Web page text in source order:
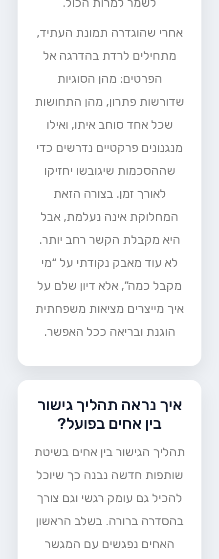
אחרי שהוגדרה תמונת העתיד,
מתחילים לרדת בהדרגה אל
הפרטים: מהן הסוגיות
שדורשות פתרון, מהן התחושות
שכל אחד סוחב איתו, ואילו
מנגנונים פרקטיים נדרשים כדי
שההסכמות שיגובשו יחזיקו
לאורך זמן. בצורה הזאת
המחלוקת אינה נעלמת, אבל
היא מקבלת הקשר רחב יותר.
לא עוד מאבק נקודתי על “מי
מקבל כמה”, אלא דיון שלם על
איך מייצרים מציאות משפחתית
הוגנת ובריאה ככל האפשר.
איך נראה תהליך גישור
בין אחים בפועל?
תהליך הגישור בין אחים בשיטת
שותפות חדשה נבנה כך שיוכל
להכיל גם עומק רגשי וגם צורך
בהסדרה ברורה. בשלב הראשון
האחים נפגשים עם המגשר